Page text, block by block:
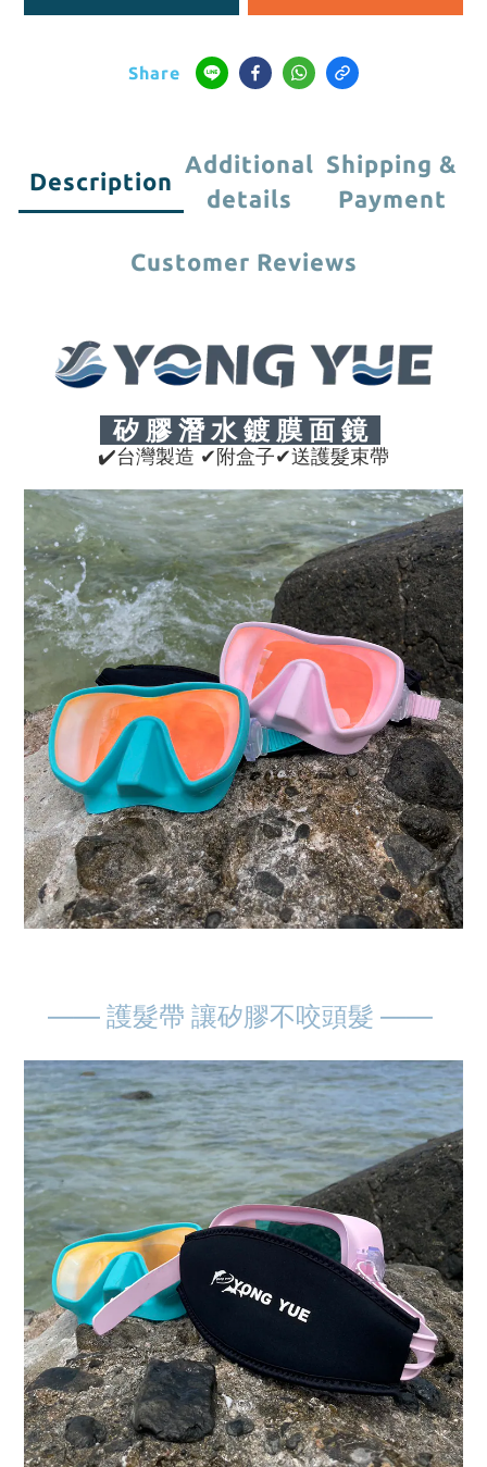
Share
Description
Additional
details
Shipping &
Payment
Customer Reviews
矽 膠 潛 水 鍍 膜 面 鏡
✔台灣製造 ✔附盒子✔送護髮束帶
—— 護髮帶 讓矽膠不咬頭髮 ——